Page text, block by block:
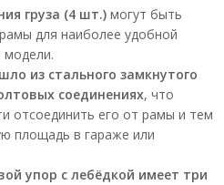
груза (4 шт.) могут быть
для наиболее удобной
модели.
из стального замкнутого
соединениях, что
отсоединить его от рамы и тем
площадь в гараже или
упор с лебёдкой имеет три